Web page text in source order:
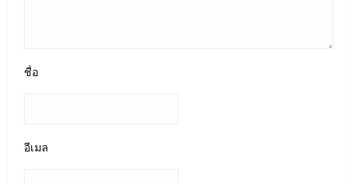
ชื่อ
อีเมล